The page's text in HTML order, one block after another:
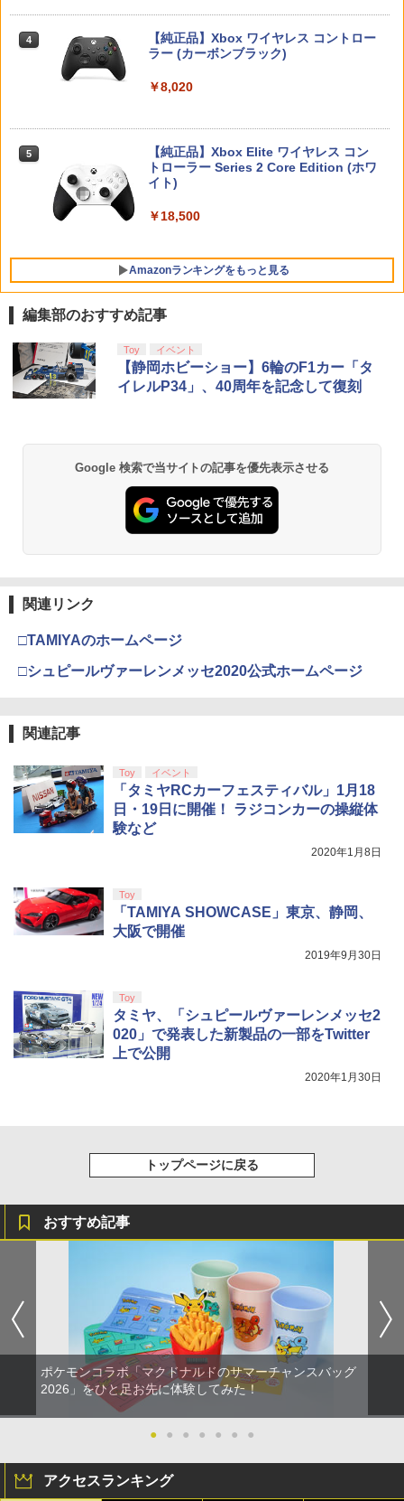
tendo Switch 2 Edition 日本限定版
12 PS5 ゲームソフト 1週間保証【中古】
￥2,163
￥3,779
【PS5】機動警察パトレイバー the Case
Files [PS5 キドウケイサツパトレイバ-
ザ ケ-ス ファイル]
￥5,420
【中古】ポケットモンスター ソード -Sw
￥7,822
11th LIVE ≪Final D.R.B≫[Blu-ray] Fli
ng Posse & 麻天狼 / ヒプノシスマイク -
Division Rap Battle-
￥8,100
ニンテンドープリペイド番号 9000円|オ
ニンテンドープリペイド番号 5000円|オ
ンラインコード版
￥5,000
【純正品】DualSense ワイヤレスコン
ZCT2J01)
【純正品】DualSense ワイヤレスコン
4
【純正品】Xbox ワイヤレス コントロー
ラー (カーボンブラック)
￥8,020
5
【純正品】Xbox Elite ワイヤレス コン
トローラー Series 2 Core Edition (ホワ
イト)
￥18,500
Amazonランキングをもっと見る
1
【Amazon.co.jp限定】劇場版モノノ怪
第三章 蛇神 (Amazon.co.jp限定オリジ
ナル三方背収納ケース付きコレクション)
(オリジナル特典:オリジナル巾着＋メー
ボード付) [Blu-ray]
￥10,780
窩座再来 通常版 [Blu-ray]
3
劇場版「鬼滅の刃」無限城編 第一章 猗
4
劇場版「鬼滅の刃」無限城編 第一章 猗
窩座再来 完全生産限定版 [Blu-ray]
5
【Amazon.co.jp限定】劇場版モノノ怪
第三章 蛇神 (オリジナル特典:オリジナル
巾着＋メーカー特典:【坤と離】二振りの
￥8,800
編集部のおすすめ記事
Toy イベント
【静岡ホビーショー】6輪のF1カー「タ
イレルP34」、40周年を記念して復刻
Google 検索で当サイトの記事を優先表示させる
関連リンク
□TAMIYAのホームページ
□シュピールヴァーレンメッセ2020公式ホームページ
関連記事
Toy イベント
「タミヤRCカーフェスティバル」1月18
日・19日に開催！ ラジコンカーの操縦体
験など
2020年1月8日
Toy
「TAMIYA SHOWCASE」東京、静岡、
大阪で開催
2019年9月30日
Toy
タミヤ、「シュピールヴァーレンメッセ2
020」で発表した新製品の一部をTwitter
上で公開
2020年1月30日
トップページに戻る
おすすめ記事
ポケモンコラボ「マクドナルドのサマーチャンスバッグ
2026」をひと足お先に体験してみた！
● ● ● ● ● ● ●
アクセスランキング